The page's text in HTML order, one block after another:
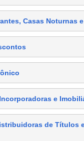
Casas Noturnas
e
de Títulos